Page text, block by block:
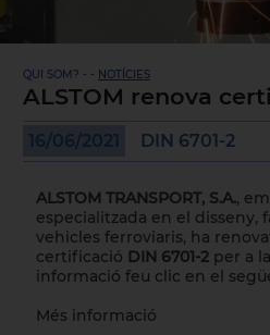
QUI SOM? - - NOTÍCIES
ALSTOM renova
16/06/2021 DIN 6701-2
ALSTOM TRANSPORT, S.A.,
especialitzada en el disseny,
vehicles ferroviaris, ha
certificació DIN 6701-2per a
informació feu clic en el
Més informació